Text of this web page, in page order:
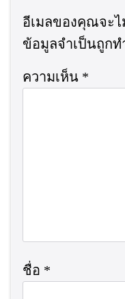
อีเมลของคุณจะ
ข้อมูลจำเป็นถูกท
ความเห็น *
ชื่อ *